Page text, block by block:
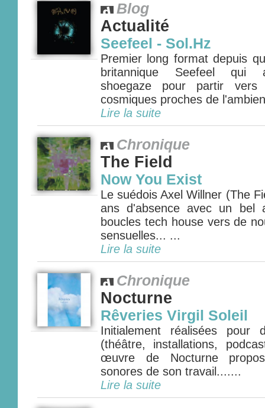
Blog
Actualité
Seefeel - Sol.Hz
Premier long format depuis
britannique Seefeel qui
shoegaze pour partir
cosmiques proches de
Lire la suite
Chronique
The Field
Now You Exist
Le suédois Axel Willner (The
ans d'absence avec un bel
boucles tech house vers de
sensuelles... ...
Lire la suite
Chronique
Nocturne
Rêveries Virgil Soleil
Initialement réalisées pour
(théâtre, installations,
œuvre de Nocturne
sonores de son travail.......
Lire la suite